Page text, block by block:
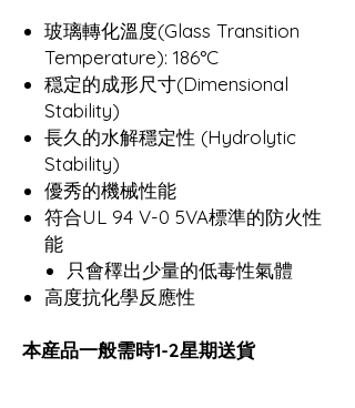
玻璃轉化溫度(Glass Transition
Temperature): 186°C
穏定的成形尺寸(Dimensional
Stability)
長久的水解穩定性 (Hydrolytic
Stability)
優秀的機械性能
符合UL 94 V-0 5VA標準的防火性
能
只會䆁出少量的低毒性氣體
高度抗化學反應性
本産品一般需時1-2星期送貨